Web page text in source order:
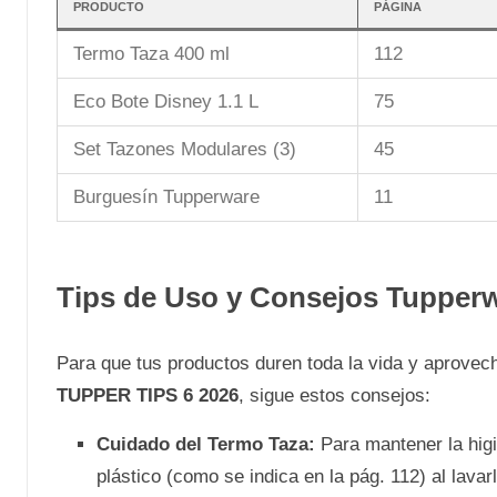
PRODUCTO PÁGINA
Termo Taza 400 ml 112
Eco Bote Disney 1.1 L 75
Set Tazones Modulares (3) 45
Burguesín Tupperware 11
Tips de Uso y Consejos
Para que tus productos duren toda la vida y
TUPPER TIPS 6 2026, sigue estos consejos:
Cuidado del Termo Taza: Para mantener la
plástico (como se indica en la pág. 112) al